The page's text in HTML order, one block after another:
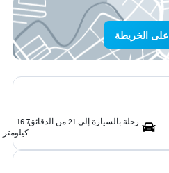
الخريطة
رحلة بالسيارة إلى 21 من الدقائق
16.7
كيلومتر